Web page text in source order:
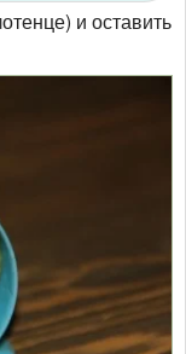
и оставить